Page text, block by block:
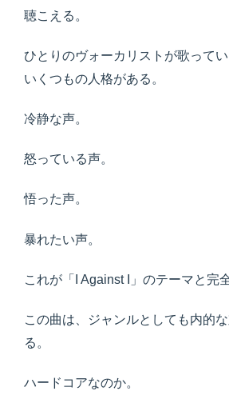
聴こえる。
ひとりのヴォーカリストが歌って
いくつもの人格がある。
冷静な声。
怒っている声。
悟った声。
暴れたい声。
これが「I Against I」のテーマと完
この曲は、ジャンルとしても内的
る。
ハードコアなのか。